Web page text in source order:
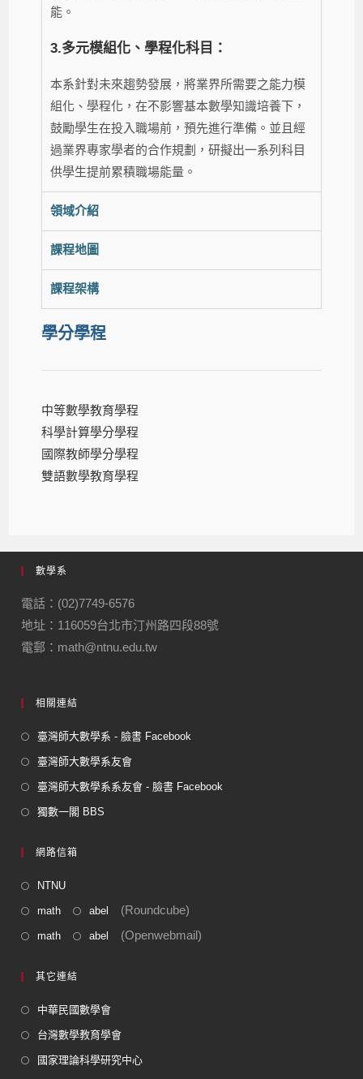
能。
3.多元模組化、學程化科目：
本系針對未來趨勢發展，將業界所需要之能力模
組化、學程化，在不影響基本數學知識培養下，
鼓勵學生在投入職場前，預先進行準備。並且經
過業界專家學者的合作規劃，研擬出一系列科目
供學生提前累積職場能量。
領域介紹
課程地圖
課程架構
學分學程
中等數學教育學程
科學計算學分學程
國際教師學分學程
雙語數學教育學程
數學系
電話：(02)7749-6576
地址：116059台北市汀州路四段88號
電郵：math@ntnu.edu.tw
相關連結
臺灣師大數學系 - 臉書 Facebook
臺灣師大數學系友會
臺灣師大數學系系友會 - 臉書 Facebook
獨數一閣 BBS
網路信箱
NTNU
math abel (Roundcube)
math abel (Openwebmail)
其它連結
中華民國數學會
台灣數學教育學會
國家理論科學研究中心